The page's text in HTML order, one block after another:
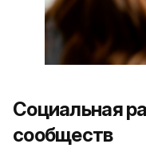
Социальная
сообществ